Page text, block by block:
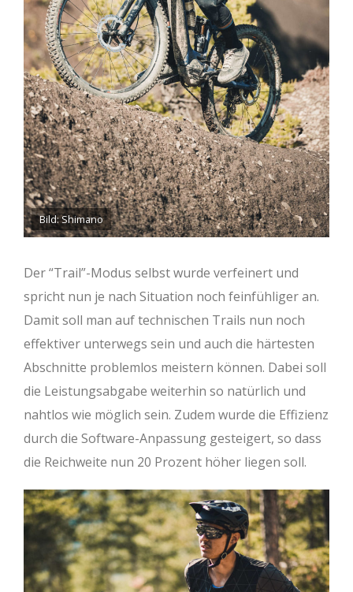
Bild: Shimano
Der “Trail”-Modus selbst wurde verfeinert und
spricht nun je nach Situation noch feinfühliger an.
Damit soll man auf technischen Trails nun noch
effektiver unterwegs sein und auch die härtesten
Abschnitte problemlos meistern können. Dabei soll
die Leistungsabgabe weiterhin so natürlich und
nahtlos wie möglich sein. Zudem wurde die Effizienz
durch die Software-Anpassung gesteigert, so dass
die Reichweite nun 20 Prozent höher liegen soll.